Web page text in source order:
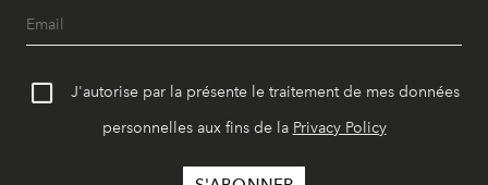
J'autorise par la présente le traitement de mes données
personnelles aux fins de la Privacy Policy